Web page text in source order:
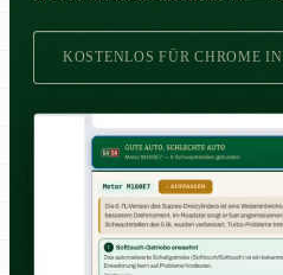
KOSTENLOS FÜR CHROME